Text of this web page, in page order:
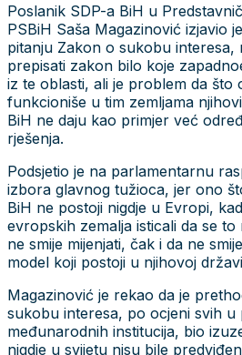
Poslanik SDP-a BiH u
PSBiH Saša Magazinović izjavio
pitanju Zakon o sukobu interesa,
prepisati zakon bilo koje
iz te oblasti, ali je problem da što
funkcioniše u tim zemljama
BiH ne daju kao primjer već
rješenja.
Podsjetio je na parlamentarnu
izbora glavnog tužioca, jer ono
BiH ne postoji nigdje u Evropi,
evropskih zemalja isticali da se
ne smije mijenjati, čak i da ne
model koji postoji u njihovoj
Magazinović je rekao da je
sukobu interesa, po ocjeni svih u
međunarodnih institucija, bio
nigdje u svijetu nisu bile